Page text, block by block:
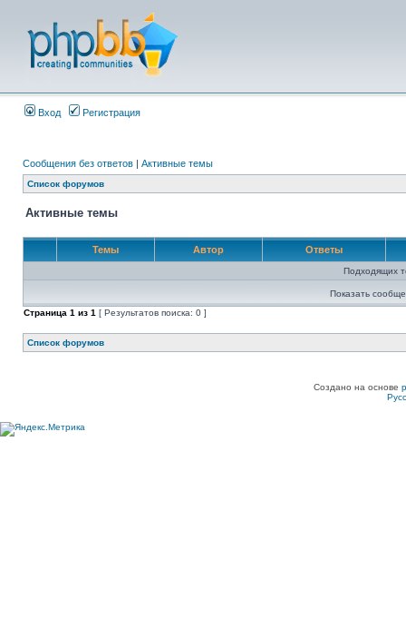
Вход Регистрация
Сообщения без ответов | Активные темы
Список форумов
Активные темы
Темы Автор Ответы
Подходящих
Показать
Страница 1 из 1 [ Результатов поиска: 0 ]
Список форумов
Создано на основе